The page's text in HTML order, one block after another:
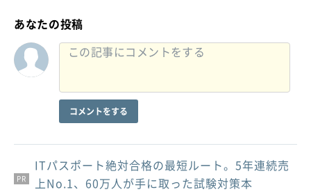
あなたの投稿
コメントをする
PR
PR
PR
ITパスポート絶対合格の最短ルート。5年連続売
上No.1、60万人が手に取った試験対策本